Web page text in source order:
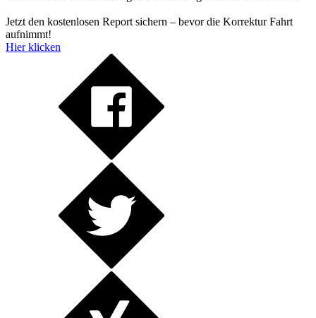
Jetzt den kostenlosen Report sichern – bevor die Korrektur Fahrt
aufnimmt!
Hier klicken